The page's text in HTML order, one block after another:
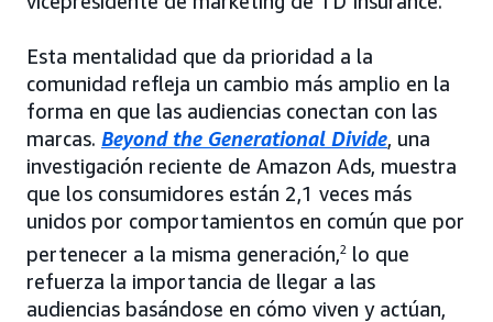
Esta mentalidad que da prioridad a la
comunidad refleja un cambio más amplio en la
forma en que las audiencias conectan con las
marcas. Beyond the Generational Divide, una
investigación reciente de Amazon Ads, muestra
que los consumidores están 2,1 veces más
unidos por comportamientos en común que por
pertenecer a la misma generación,2 lo que
refuerza la importancia de llegar a las
audiencias basándose en cómo viven y actúan,